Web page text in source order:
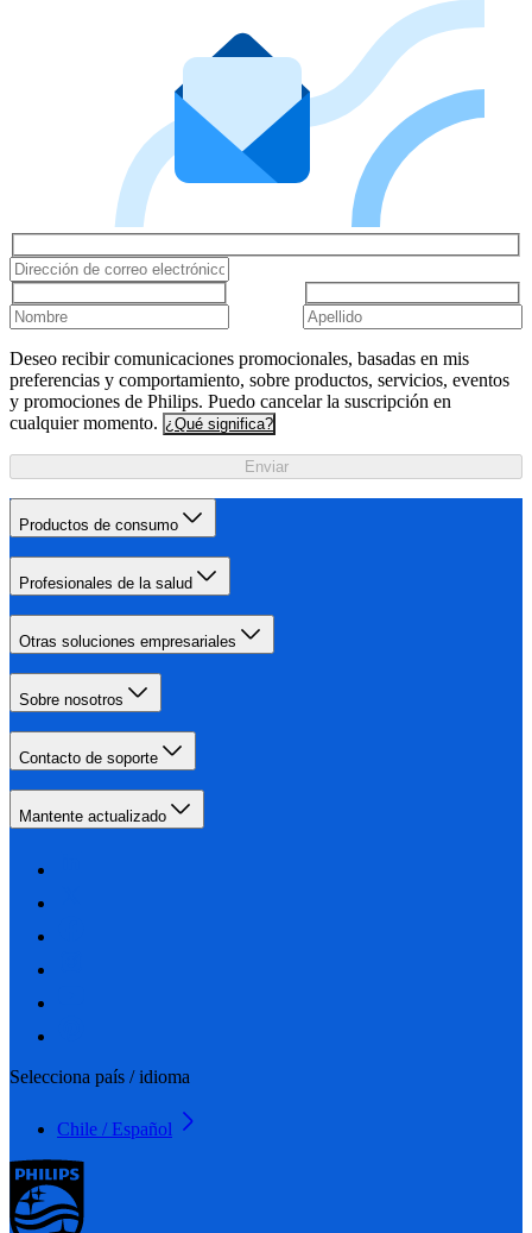
Deseo recibir comunicaciones promocionales, basadas en mis
preferencias y comportamiento, sobre productos, servicios, eventos
y promociones de Philips. Puedo cancelar la suscripción en
cualquier momento. ¿Qué significa?
Enviar
Productos de consumo
Profesionales de la salud
Otras soluciones empresariales
Sobre nosotros
Contacto de soporte
Mantente actualizado
Selecciona país / idioma
Chile / Español